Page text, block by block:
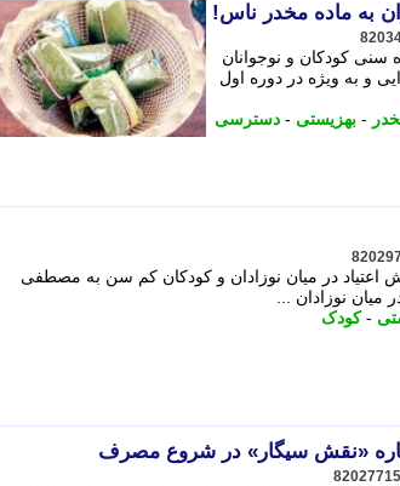
به ماده مخدر ناس!
سنی کودکان و نوجوانان
و به ویژه در دوره اول
- بهزیستی - دسترسی
در میان نوزادان و کودکان کم سن به مصطفی
نوزادان ...
-کودک
«نقش سیگار» در شروع مصرف
82027715